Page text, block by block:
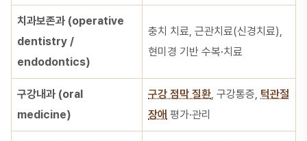
치과보존과 (operative
dentistry /
endodontics)
충치 치료, 근관치료(신경치료),
현미경 기반 수복·치료
구강내과 (oral
medicine)
구강 점막 질환, 구강통증, 턱관절
장애 평가·관리